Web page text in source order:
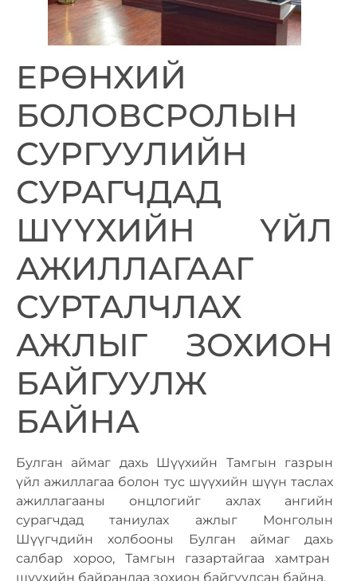
ЕРӨНХИЙ
БОЛОВСРОЛЫН
СУРГУУЛИЙН
СУРАГЧДАД
ШҮҮХИЙН ҮЙЛ
АЖИЛЛАГААГ
СУРТАЛЧЛАХ
АЖЛЫГ ЗОХИОН
БАЙГУУЛЖ
БАЙНА
Булган аймаг дахь Шүүхийн Тамгын газрын
үйл ажиллагаа болон тус шүүхийн шүүн таслах
ажиллагааны онцлогийг ахлах ангийн
сурагчдад таниулах ажлыг Монголын
Шүүгчдийн холбооны Булган аймаг дахь
салбар хороо, Тамгын газартайгаа хамтран
шүүхийн байрандаа зохион байгуулсан байна.